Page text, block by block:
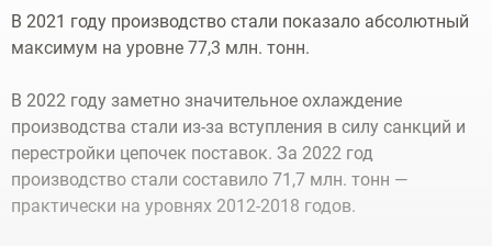
В 2021 году производство стали показало абсолютный
максимум на уровне 77,3 млн. тонн.
В 2022 году заметно значительное охлаждение
производства стали из-за вступления в силу санкций и
перестройки цепочек поставок. За 2022 год
производство стали составило 71,7 млн. тонн —
практически на уровнях 2012-2018 годов.